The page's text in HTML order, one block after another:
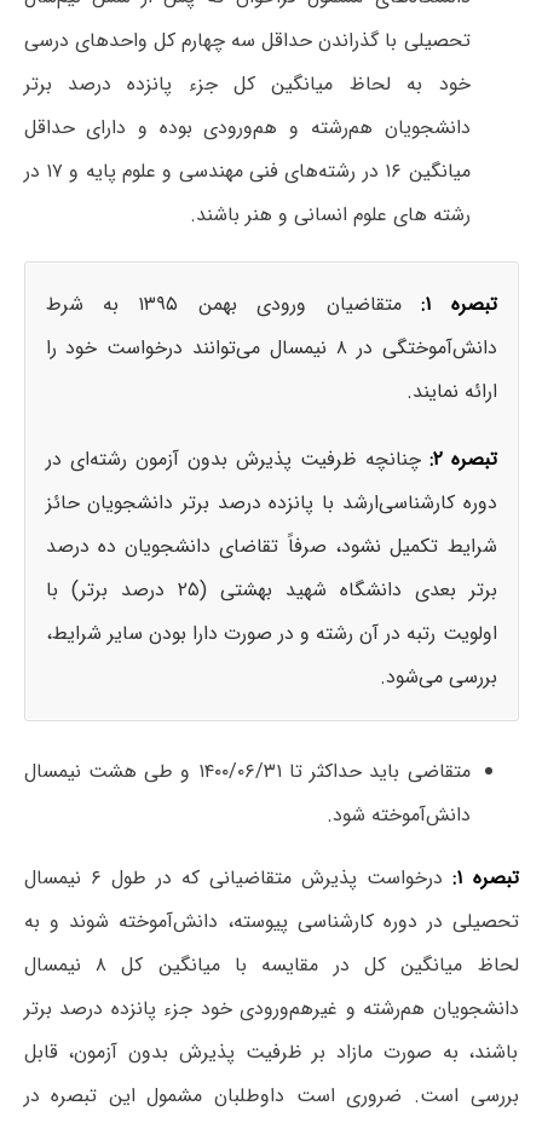
تحصیلی با گذراندن حداقل سه چهارم کل واحدهای درسی
خود به لحاظ میانگین کل جزء پانزده درصد برتر
دانشجویان هم‌رشته و هم‌ورودی بوده و دارای حداقل
میانگین ۱۶ در رشته‌های فنی مهندسی و علوم پایه و ۱۷ در
رشته های علوم انسانی و هنر باشند.
تبصره ۱:
متقاضیان ورودی بهمن ۱۳۹۵ به شرط
دانش‌آموختگی در ۸ نیمسال می‌توانند درخواست خود را
ارائه نمایند.
تبصره ۲:
چنانچه ظرفیت پذیرش بدون آزمون رشته‌ای در
دوره کارشناسی‌ارشد با پانزده درصد برتر دانشجویان حائز
شرایط تکمیل نشود، صرفاً تقاضای دانشجویان ده درصد
برتر بعدی دانشگاه شهید بهشتی (۲۵ درصد برتر) با
اولویت رتبه در آن رشته و در صورت دارا بودن سایر شرایط،
بررسی می‌شود.
متقاضی باید حداکثر تا ۱۴۰۰/۰۶/۳۱ و طی هشت نیمسال
دانش‌آموخته شود.
تبصره ۱:
درخواست پذیرش متقاضیانی که در طول ۶ نیمسال
تحصیلی در دوره کارشناسی پیوسته، دانش‌آموخته شوند و به
لحاظ میانگین کل در مقایسه با میانگین کل ۸ نیمسال
دانشجویان هم‌رشته و غیرهم‌ورودی خود جزء پانزده درصد برتر
باشند، به صورت مازاد بر ظرفیت پذیرش بدون آزمون، قابل
بررسی است. ضروری است داوطلبان مشمول این تبصره در